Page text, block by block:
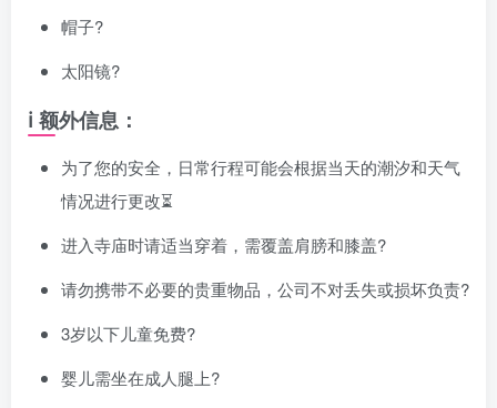
帽子?
太阳镜?️
ℹ️ 额外信息：
为了您的安全，日常行程可能会根据当天的潮汐和天气
情况进行更改⏳
进入寺庙时请适当穿着，需覆盖肩膀和膝盖?
请勿携带不必要的贵重物品，公司不对丢失或损坏负责?
3岁以下儿童免费?
婴儿需坐在成人腿上?